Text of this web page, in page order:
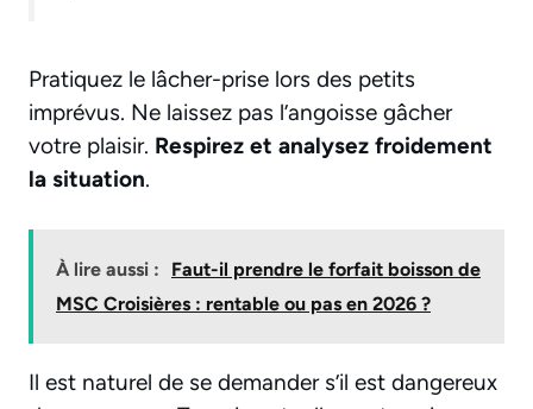
Pratiquez le lâcher-prise lors des petits
imprévus. Ne laissez pas l’angoisse gâcher
votre plaisir. Respirez et analysez froidement
la situation.
À lire aussi :
Faut-il prendre le forfait boisson de
MSC Croisières : rentable ou pas en 2026 ?
Il est naturel de se demander s’il est dangereux